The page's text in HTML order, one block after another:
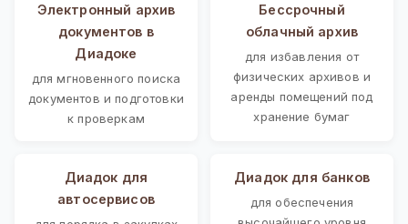
Электронный архив
документов в
Диадоке
для мгновенного поиска
документов и подготовки
к проверкам
Бессрочный
облачный архив
для избавления от
физических архивов и
аренды помещений под
хранение бумаг
Диадок для
автосервисов
Диадок для банков
для обеспечения